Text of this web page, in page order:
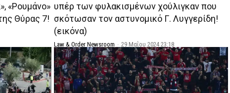
«Ρουμάνο»
Θύρας 7!
υπέρ των φυλακισμένων χούλιγκαν που
σκότωσαν τον αστυνομικό Γ. Λυγγερίδη!
(εικόνα)
Law & Order Newsroom - 29 Μαΐου 2024 23:18